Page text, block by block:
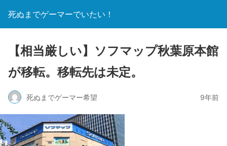
死ぬまでゲーマーでいたい！
【相当厳しい】ソフマップ秋葉原本館
が移転。移転先は未定。
死ぬまでゲーマー希望 9年前